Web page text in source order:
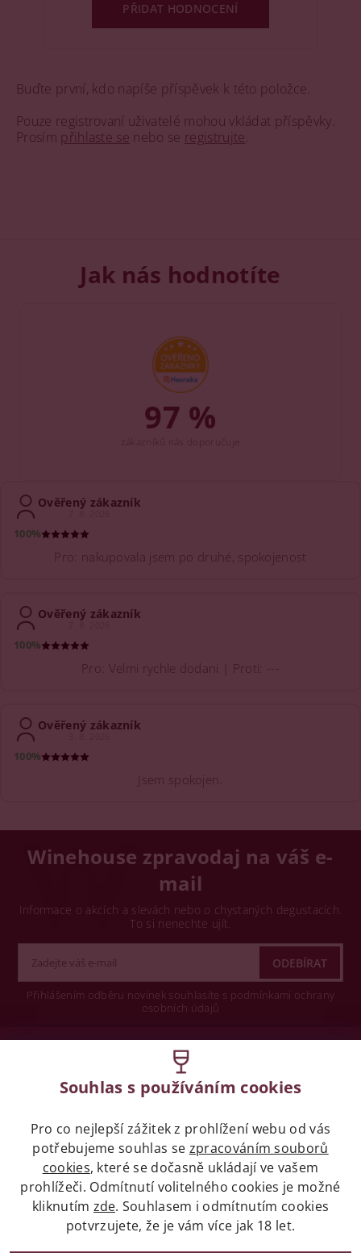
Buďte první, kdo napíše příspěvek k této položce.
Pouze registrovaní uživatelé mohou vkládat příspěvky.
Prosím přihlaste se nebo se registrujte
PŘIDAT HODNOCENÍ
Jak nás hodnotíte
97 %
Ověřený zákazník
7. 8. 2026
100%
Pro: nakupovala jsem po druhé, spokojenost
Ověřený zákazník
7. 8. 2026
100%
Pro: Velmi rychle dodani | Proti: ---
Ověřený zákazník
3. 8. 2026
100%
Jsem spokojen.
Winehouse zpravodaj na váš e-
mail
Informace o akcích a slevách nebo o chystaných degustacích.
To si nenechte ujít.
Přihlášením odběru novinek souhlasíte s podmínkami ochrany
osobních údajů
Legislativa
Zákaz prodeje alkoholických nápojů osobám
mladších 18 let.
Naše služby
Souhlas s používáním cookies
Pro co nejlepší zážitek z prohlížení webu od vás
potřebujeme souhlas se zpracováním souborů
cookies, které se dočasně ukládají ve vašem
prohlížeči. Odmítnutí volitelného cookies je možné
kliknutím zde. Souhlasem i odmítnutím cookies
potvrzujete, že je vám více jak 18 let.